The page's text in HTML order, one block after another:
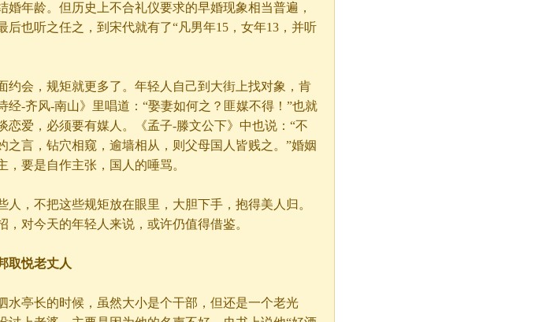
婚年龄。但历史上不合礼仪要求的早婚现象相当普遍，
后也听之任之，到宋代就有了“凡男年15，女年13，并听
会，规矩就更多了。年轻人自己到大街上找对象，肯
经-齐风-南山》里唱道：“娶妻如何之？匪媒不得！”也就
恋爱，必须要有媒人。《孟子-滕文公下》中也说：“不
之言，钻穴相窥，逾墙相从，则父母国人皆贱之。”婚姻
，要是自作主张，国人的唾骂。
，不把这些规矩放在眼里，大胆下手，抱得美人归。
，对今天的年轻人来说，或许仍值得借鉴。
取悦老丈人
亭长的时候，虽然大小是个干部，但还是一个老光